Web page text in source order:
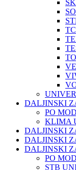
DALJINSKI
PO
KLIMA
DALJINSKI
DALJINSKI
DALJINSKI
PO
STB